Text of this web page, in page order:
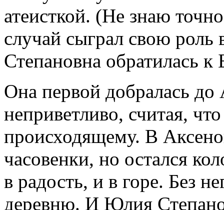
атеисткой. (Не знаю
случай сыграл свою
Степановна обратилась к
Она первой добралась до
неприветливо, считая,
происходящему. В
часовенки, но остался
в радость, и в горе. Без
деревню. И Юлия